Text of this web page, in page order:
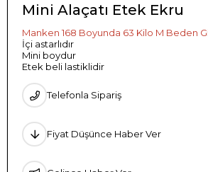
Mini Alaçatı Etek Ekru
Manken 168 Boyunda 63 Kilo M Beden
İçi astarlıdır
Mini boydur
Etek beli lastiklidir
Telefonla Sipariş
Fiyat Düşünce Haber Ver